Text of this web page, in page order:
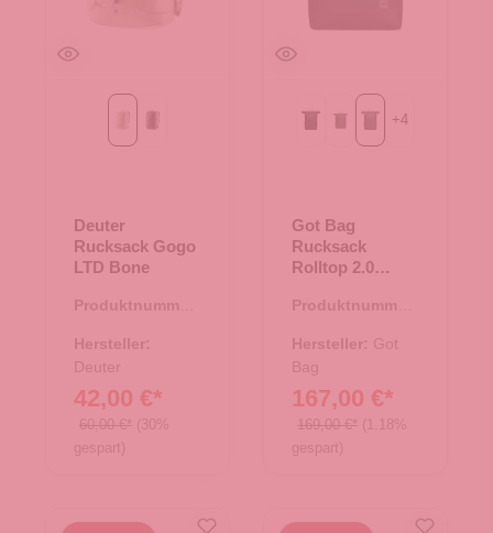
Bonegraphite
Deuter
Rucksack Gogo
LTD Bone
Produktnummer:
Hersteller:
Deuter
42,00 €*
60,00 €* (30%
gespart)
Blackalgaeshark
+4
Got Bag
Rucksack
Rolltop 2.0
Produktnummer:
Hersteller: Got
Bag
167,00 €*
169,00 €* (1.18%
gespart)